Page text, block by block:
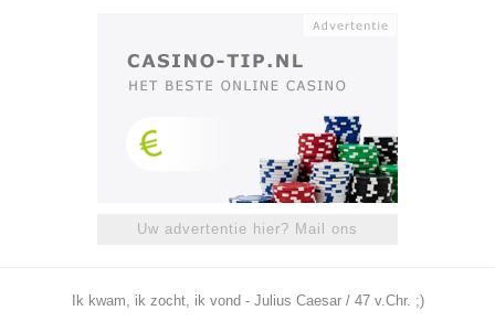
Uw advertentie hier? Mail ons
Ik kwam, ik zocht, ik vond - Julius Caesar / 47 v.Chr. ;)